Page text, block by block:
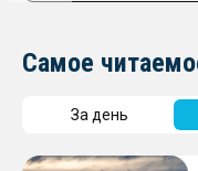
Самое
За день